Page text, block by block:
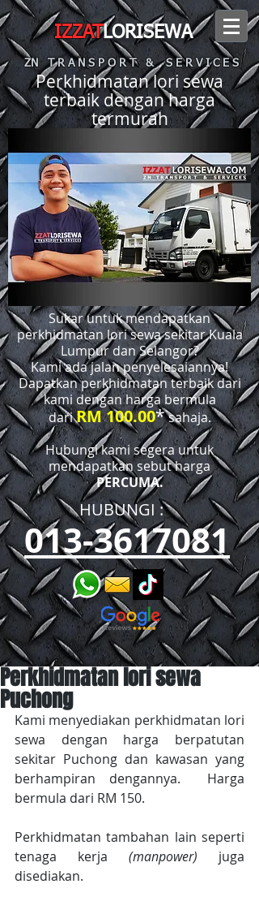
IZZATLORISEWA
ZN T R A N S P O R T & S E R V I C E S
Perkhidmatan lori sewa
terbaik dengan harga
termurah
Sukar untuk mendapatkan
perkhidmatan lori sewa sekitar Kuala
Lumpur dan Selangor?
Kami ada jalan penyelesaiannya!
Dapatkan perkhidmatan terbaik dari
kami dengan harga bermula
dariRM 100.00*sahaja.
Hubungi kami segera untuk
mendapatkan sebut harga
PERCUMA.
HUBUNGI :​​
013-3617081
Perkhidmatan lori sewa
Puchong
Kami menyediakan perkhidmatan lori
sewa dengan harga berpatutan
sekitar Puchong dan kawasan yang
berhampiran dengannya.  Harga
bermula dari RM 150.
Perkhidmatan tambahan lain seperti
tenaga kerja (manpower) juga
disediakan.